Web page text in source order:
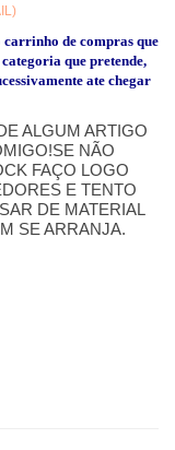
de compras que
que pretende,
ate chegar
ALGUM ARTIGO
NÃO
FAÇO LOGO
E TENTO
DE MATERIAL
SE ARRANJA.